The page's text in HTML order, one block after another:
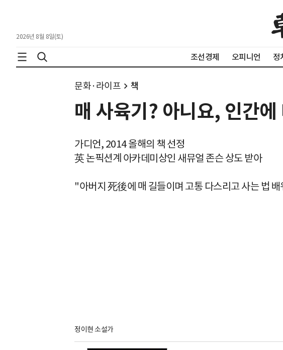
2026년 8월 8일(토)
조선경제 오피니언 정
문화·라이프 책
매 사육기? 아니요, 인간
가디언, 2014 올해의 책 선정
英 논픽션계 아카데미상인 새뮤얼 존슨 상도 받아
"아버지 死後에 매 길들이며 고통 다스리고 사는 법
정이현 소설가